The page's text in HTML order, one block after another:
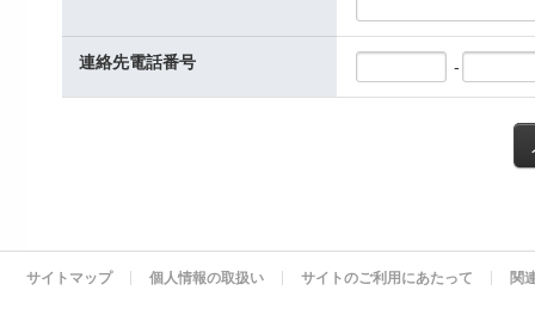
連絡先電話番号 ‐
サイトマップ 個人情報の取扱い サイトのご利用にあたって 関